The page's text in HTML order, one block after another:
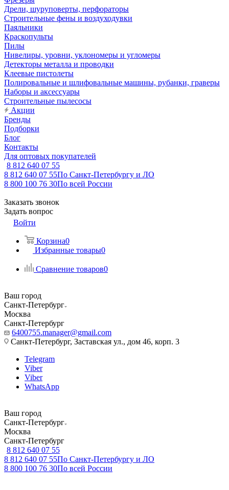
Дрели, шуруповерты, перфораторы
Строительные фены и воздуходувки
Паяльники
Краскопульты
Пилы
Нивелиры, уровни, уклономеры и угломеры
Детекторы металла и проводки
Клеевые пистолеты
Полировальные и шлифовальные машины, рубанки, граверы
Наборы и аксессуары
Строительные пылесосы
Акции
Бренды
Подборки
Блог
Контакты
Для оптовых покупателей
8 812 640 07 55
8 812 640 07 55По Санкт-Петербургу и ЛО
8 800 100 76 30По всей России
Заказать звонок
Задать вопрос
Войти
Корзина0
Избранные товары0
Сравнение товаров0
Ваш город
Санкт-Петербург
Москва
Санкт-Петербург
6400755.manager@gmail.com
Санкт-Петербург, Заставская ул., дом 46, корп. 3
Telegram
Viber
Viber
WhatsApp
Ваш город
Санкт-Петербург
Москва
Санкт-Петербург
8 812 640 07 55
8 812 640 07 55По Санкт-Петербургу и ЛО
8 800 100 76 30По всей России